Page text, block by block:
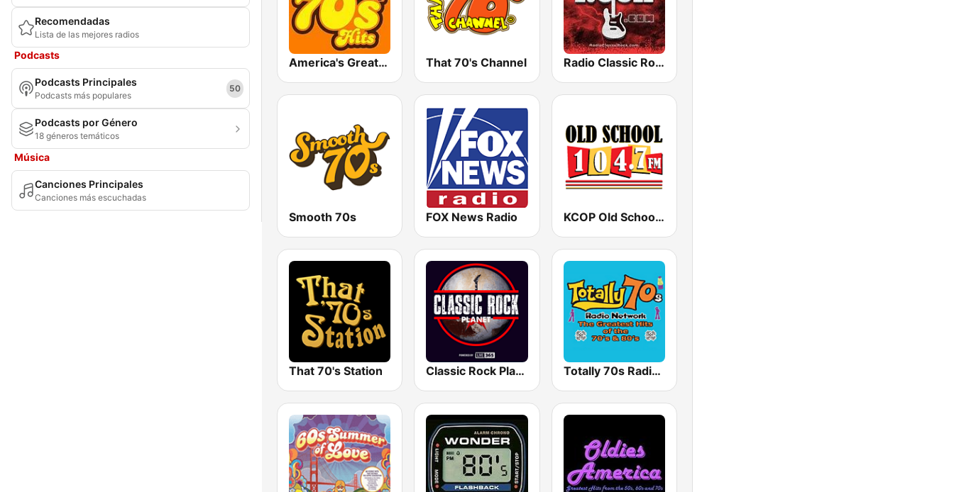
Recomendadas
Lista de las mejores radios
Podcasts
Podcasts Principales
Podcasts más populares
50
Podcasts por Género
18 géneros temáticos
Música
Canciones Principales
Canciones más escuchadas
America's Greatest 70s Hits That 70's Channel Radio Classic Rock
Smooth 70s FOX News Radio KCOP Old School 104.7 FM
That 70's Station Classic Rock Planet Totally 70s Radio Network